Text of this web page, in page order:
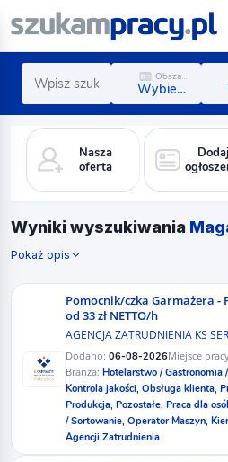
Obszar zawodowy
Wybierz obszar
Nasza
oferta
Dodaj
Wyniki wyszukiwania
Pokaż opis
Pomocnik/czka Garmażera
od 33 zł NETTO/h
AGENCJA ZATRUDNIENIA KS
Dodano: 06-08-2026Miejsce
Branża: Hotelarstwo / Gastronomia
Kontrola jakości, Obsługa klienta,
Produkcja, Pozostałe, Praca dla
/ Sortowanie, Operator Maszyn,
Agencji Zatrudnienia